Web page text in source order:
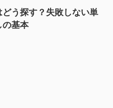
う探す？失敗しない単
の基本